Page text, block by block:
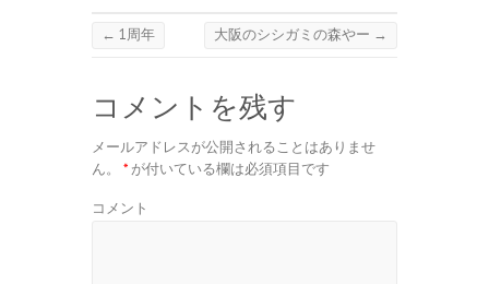
← 1周年 大阪のシシガミの森やー →
コメントを残す
メールアドレスが公開されることはありませ
ん。
* が付いている欄は必須項目です
コメント